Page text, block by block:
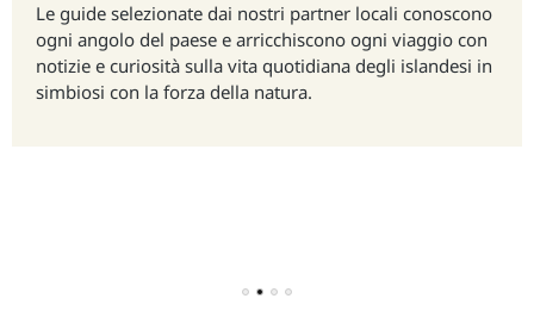
Le guide selezionate dai nostri partner locali conoscono
ogni angolo del paese e arricchiscono ogni viaggio con
notizie e curiosità sulla vita quotidiana degli islandesi in
simbiosi con la forza della natura.